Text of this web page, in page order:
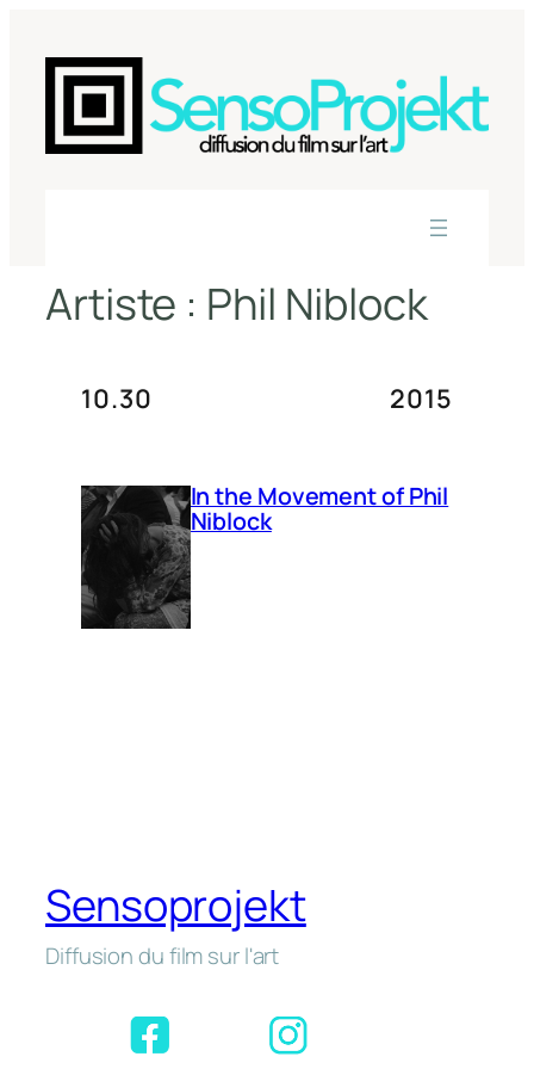
contenu
Artiste : Phil Niblock
10.30 2015
In the Movement of Phil
Niblock
Sensoprojekt
Diffusion du film sur l'art